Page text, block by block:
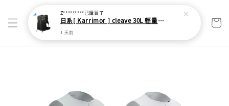
Z*********已購買了
日系[ Karrimor ] cleave 30L 輕量野跑健走包
1 天前